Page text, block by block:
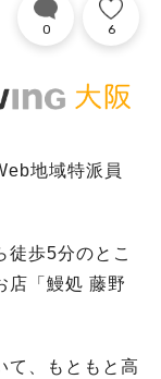
0 6
地域特派員
徒歩5分のとこ
店「鰻処 藤野
て、もともと高